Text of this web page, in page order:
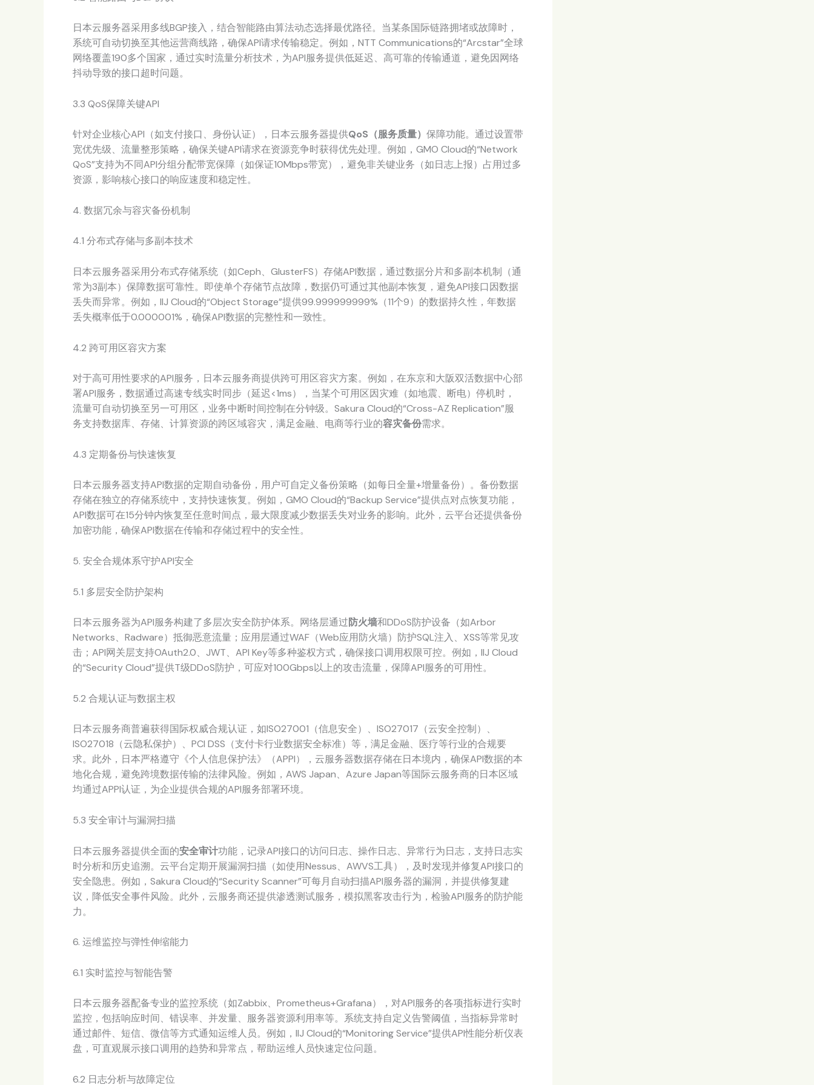
日本云服务器采用多线BGP接入，结合智能路由算法动态选择最优路径。当某条国际链路拥堵或故障时，
系统可自动切换至其他运营商线路，确保API请求传输稳定。例如，NTT Communications的“Arcstar”全球
网络覆盖190多个国家，通过实时流量分析技术，为API服务提供低延迟、高可靠的传输通道，避免因网络
抖动导致的接口超时问题。
3.3 QoS保障关键API
针对企业核心API（如支付接口、身份认证），日本云服务器提供QoS（服务质量） 保障功能。通过设置带
宽优先级、流量整形策略，确保关键API请求在资源竞争时获得优先处理。例如，GMO Cloud的“Network
QoS”支持为不同API分组分配带宽保障（如保证10Mbps带宽），避免非关键业务（如日志上报）占用过多
资源，影响核心接口的响应速度和稳定性。
4. 数据冗余与容灾备份机制
4.1 分布式存储与多副本技术
日本云服务器采用分布式存储系统（如Ceph、GlusterFS）存储API数据，通过数据分片和多副本机制（通
常为3副本）保障数据可靠性。即使单个存储节点故障，数据仍可通过其他副本恢复，避免API接口因数据
丢失而异常。例如，IIJ Cloud的“Object Storage”提供99.999999999%（11个9）的数据持久性，年数据
丢失概率低于0.000001%，确保API数据的完整性和一致性。
4.2 跨可用区容灾方案
对于高可用性要求的API服务，日本云服务商提供跨可用区容灾方案。例如，在东京和大阪双活数据中心部
署API服务，数据通过高速专线实时同步（延迟<1ms），当某个可用区因灾难（如地震、断电）停机时，
流量可自动切换至另一可用区，业务中断时间控制在分钟级。Sakura Cloud的“Cross-AZ Replication”服
务支持数据库、存储、计算资源的跨区域容灾，满足金融、电商等行业的容灾备份需求。
4.3 定期备份与快速恢复
日本云服务器支持API数据的定期自动备份，用户可自定义备份策略（如每日全量+增量备份）。备份数据
存储在独立的存储系统中，支持快速恢复。例如，GMO Cloud的“Backup Service”提供点对点恢复功能，
API数据可在15分钟内恢复至任意时间点，最大限度减少数据丢失对业务的影响。此外，云平台还提供备份
加密功能，确保API数据在传输和存储过程中的安全性。
5. 安全合规体系守护API安全
5.1 多层安全防护架构
日本云服务器为API服务构建了多层次安全防护体系。网络层通过防火墙和DDoS防护设备（如Arbor
Networks、Radware）抵御恶意流量；应用层通过WAF（Web应用防火墙）防护SQL注入、XSS等常见攻
击；API网关层支持OAuth2.0、JWT、API Key等多种鉴权方式，确保接口调用权限可控。例如，IIJ Cloud
的“Security Cloud”提供T级DDoS防护，可应对100Gbps以上的攻击流量，保障API服务的可用性。
5.2 合规认证与数据主权
日本云服务商普遍获得国际权威合规认证，如ISO27001（信息安全）、ISO27017（云安全控制）、
ISO27018（云隐私保护）、PCI DSS（支付卡行业数据安全标准）等，满足金融、医疗等行业的合规要
求。此外，日本严格遵守《个人信息保护法》（APPI），云服务器数据存储在日本境内，确保API数据的本
地化合规，避免跨境数据传输的法律风险。例如，AWS Japan、Azure Japan等国际云服务商的日本区域
均通过APPI认证，为企业提供合规的API服务部署环境。
5.3 安全审计与漏洞扫描
日本云服务器提供全面的安全审计功能，记录API接口的访问日志、操作日志、异常行为日志，支持日志实
时分析和历史追溯。云平台定期开展漏洞扫描（如使用Nessus、AWVS工具），及时发现并修复API接口的
安全隐患。例如，Sakura Cloud的“Security Scanner”可每月自动扫描API服务器的漏洞，并提供修复建
议，降低安全事件风险。此外，云服务商还提供渗透测试服务，模拟黑客攻击行为，检验API服务的防护能
力。
6. 运维监控与弹性伸缩能力
6.1 实时监控与智能告警
日本云服务器配备专业的监控系统（如Zabbix、Prometheus+Grafana），对API服务的各项指标进行实时
监控，包括响应时间、错误率、并发量、服务器资源利用率等。系统支持自定义告警阈值，当指标异常时
通过邮件、短信、微信等方式通知运维人员。例如，IIJ Cloud的“Monitoring Service”提供API性能分析仪表
盘，可直观展示接口调用的趋势和异常点，帮助运维人员快速定位问题。
6.2 日志分析与故障定位